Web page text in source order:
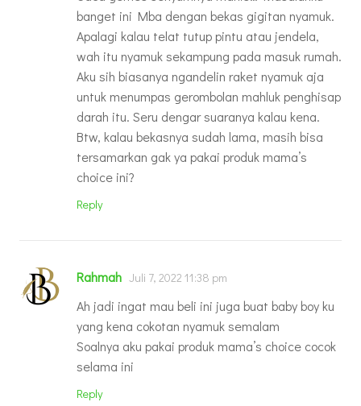
banget ini Mba dengan bekas gigitan nyamuk.
Apalagi kalau telat tutup pintu atau jendela,
wah itu nyamuk sekampung pada masuk rumah.
Aku sih biasanya ngandelin raket nyamuk aja
untuk menumpas gerombolan mahluk penghisap
darah itu. Seru dengar suaranya kalau kena.
Btw, kalau bekasnya sudah lama, masih bisa
tersamarkan gak ya pakai produk mama’s
choice ini?
Reply
Rahmah Juli 7, 2022 11:38 pm
Ah jadi ingat mau beli ini juga buat baby boy ku
yang kena cokotan nyamuk semalam
Soalnya aku pakai produk mama’s choice cocok
selama ini
Reply